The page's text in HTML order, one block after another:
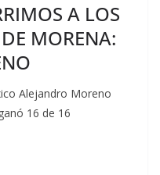
A LOS
MORENA:
Alejandro Moreno
16 de 16